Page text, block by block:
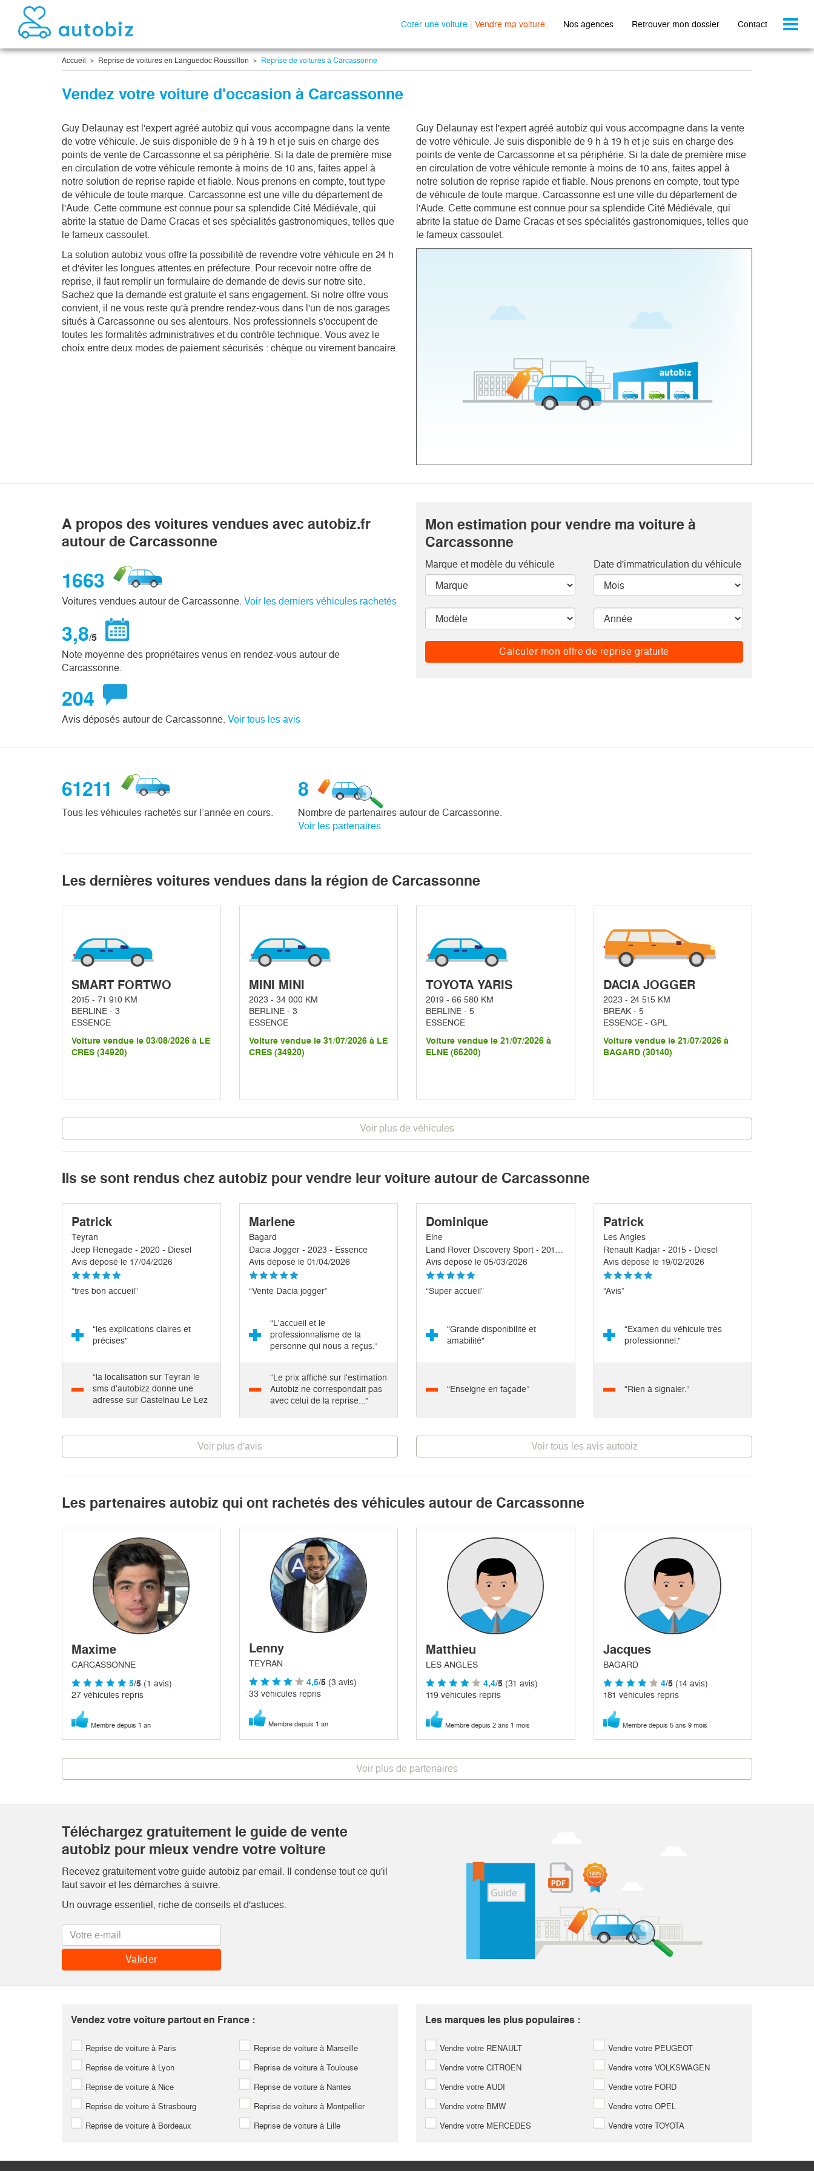
Coter une voiture | Vendre ma voiture Nos agences Retrouver mon dossier Contact
Accueil Reprise de voitures en Languedoc Roussillon Reprise de voitures à Carcassonne
Vendez votre voiture d'occasion à Carcassonne
Guy Delaunay est l'expert agréé autobiz qui vous accompagne dans la vente
de votre véhicule. Je suis disponible de 9 h à 19 h et je suis en charge des
points de vente de Carcassonne et sa périphérie. Si la date de première mise
en circulation de votre véhicule remonte à moins de 10 ans, faites appel à
notre solution de reprise rapide et fiable. Nous prenons en compte, tout type
de véhicule de toute marque. Carcassonne est une ville du département de
l'Aude. Cette commune est connue pour sa splendide Cité Médiévale, qui
abrite la statue de Dame Cracas et ses spécialités gastronomiques, telles que
le fameux cassoulet.
La solution autobiz vous offre la possibilité de revendre votre véhicule en 24 h
et d'éviter les longues attentes en préfecture. Pour recevoir notre offre de
reprise, il faut remplir un formulaire de demande de devis sur notre site.
Sachez que la demande est gratuite et sans engagement. Si notre offre vous
convient, il ne vous reste qu'à prendre rendez-vous dans l'un de nos garages
situés à Carcassonne ou ses alentours. Nos professionnels s'occupent de
toutes les formalités administratives et du contrôle technique. Vous avez le
choix entre deux modes de paiement sécurisés : chèque ou virement bancaire.
Guy Delaunay est l'expert agréé autobiz qui vous accompagne dans la vente
de votre véhicule. Je suis disponible de 9 h à 19 h et je suis en charge des
points de vente de Carcassonne et sa périphérie. Si la date de première mise
en circulation de votre véhicule remonte à moins de 10 ans, faites appel à
notre solution de reprise rapide et fiable. Nous prenons en compte, tout type
de véhicule de toute marque. Carcassonne est une ville du département de
l'Aude. Cette commune est connue pour sa splendide Cité Médiévale, qui
abrite la statue de Dame Cracas et ses spécialités gastronomiques, telles que
le fameux cassoulet.
A propos des voitures vendues avec autobiz.fr
autour de Carcassonne
1663
Voitures vendues autour de Carcassonne. Voir les derniers véhicules rachetés
3,8/5
Note moyenne des propriétaires venus en rendez-vous autour de
Carcassonne.
204
Avis déposés autour de Carcassonne. Voir tous les avis
Mon estimation pour vendre ma voiture à
Carcassonne
Marque et modèle du véhicule Date d'immatriculation du véhicule
Calculer mon offre de reprise gratuite
61211
Tous les véhicules rachetés sur l’année en cours.
8
Nombre de partenaires autour de Carcassonne.
Voir les partenaires
Les dernières voitures vendues dans la région de Carcassonne
SMART FORTWO
2015 - 71 910 KM
BERLINE - 3
ESSENCE
Voiture vendue le 03/08/2026 à LE
CRES (34920)
MINI MINI
2023 - 34 000 KM
BERLINE - 3
ESSENCE
Voiture vendue le 31/07/2026 à LE
CRES (34920)
TOYOTA YARIS
2019 - 66 580 KM
BERLINE - 5
ESSENCE
Voiture vendue le 21/07/2026 à
ELNE (66200)
DACIA JOGGER
2023 - 24 515 KM
BREAK - 5
ESSENCE - GPL
Voiture vendue le 21/07/2026 à
BAGARD (30140)
Voir plus de véhicules
Ils se sont rendus chez autobiz pour vendre leur voiture autour de Carcassonne
Patrick
Teyran
Jeep Renegade - 2020 - Diesel
Avis déposé le 17/04/2026
“tres bon accueil”
“les explications claires et
précises”
“la localisation sur Teyran le
sms d'autobizz donne une
adresse sur Castelnau Le Lez
Marlene
Bagard
Dacia Jogger - 2023 - Essence
Avis déposé le 01/04/2026
“Vente Dacia jogger”
“L'accueil et le
professionnalisme de la
personne qui nous a reçus.”
“Le prix affiché sur l'estimation
Autobiz ne correspondait pas
avec celui de la reprise...”
Dominique
Elne
Land Rover Discovery Sport - 2016 - Diesel
Avis déposé le 05/03/2026
“Super accueil”
“Grande disponibilité et
amabilité”
“Enseigne en façade”
Patrick
Les Angles
Renault Kadjar - 2015 - Diesel
Avis déposé le 19/02/2026
“Avis”
“Examen du véhicule très
professionnel.”
“Rien à signaler.”
Voir plus d'avis Voir tous les avis autobiz
Les partenaires autobiz qui ont rachetés des véhicules autour de Carcassonne
Maxime
CARCASSONNE
5/5 (1 avis)
27 véhicules repris
Membre depuis 1 an
Lenny
TEYRAN
4,5/5(3 avis)
33 véhicules repris
Membre depuis 1 an
Matthieu
LES ANGLES
4,4/5 (31 avis)
119 véhicules repris
Membre depuis 2 ans 1 mois
Jacques
BAGARD
4/5(14 avis)
181 véhicules repris
Membre depuis 5 ans 9 mois
Voir plus de partenaires
Téléchargez gratuitement le guide de vente
autobiz pour mieux vendre votre voiture
Recevez gratuitement votre guide autobiz par email. Il condense tout ce qu'il
faut savoir et les démarches à suivre.
Un ouvrage essentiel, riche de conseils et d'astuces.
Vendez votre voiture partout en France :
Reprise de voiture à Paris Reprise de voiture à Marseille
Reprise de voiture à Lyon Reprise de voiture à Toulouse
Reprise de voiture à Nice Reprise de voiture à Nantes
Reprise de voiture à Strasbourg Reprise de voiture à Montpellier
Reprise de voiture à Bordeaux Reprise de voiture à Lille
Les marques les plus populaires :
Vendre votre RENAULT Vendre votre PEUGEOT
Vendre votre CITROEN Vendre votre VOLKSWAGEN
Vendre votre AUDI Vendre votre FORD
Vendre votre BMW Vendre votre OPEL
Vendre votre MERCEDES Vendre votre TOYOTA